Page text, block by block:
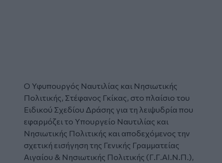
Ο Υφυπουργός Ναυτιλίας και Νησιωτικής
Πολιτικής, Στέφανος Γκίκας, στο πλαίσιο του
Ειδικού Σχεδίου Δράσης για τη λειψυδρία που
εφαρμόζει το Υπουργείο Ναυτιλίας και
Νησιωτικής Πολιτικής και αποδεχόμενος την
σχετική εισήγηση της Γενικής Γραμματείας
Αιγαίου & Νησιωτικής Πολιτικής (Γ.Γ.ΑΙ.Ν.Π.),